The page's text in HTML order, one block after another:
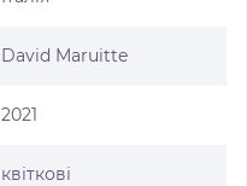
David Maruitte
2021
квіткові